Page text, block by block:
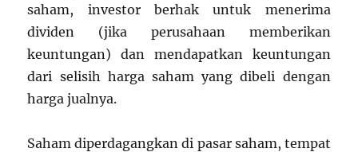
saham, investor berhak untuk menerima
dividen (jika perusahaan memberikan
keuntungan) dan mendapatkan keuntungan
dari selisih harga saham yang dibeli dengan
harga jualnya.
Saham diperdagangkan di pasar saham, tempat